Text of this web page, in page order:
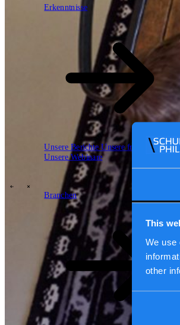
This
We use
other
Erkenntnisse
Unsere BerichteUnsere frameworks
Unsere Webinare
Branchen
Branchen
Wertversprechen
Daten und KISoftwareSecurity
Unsere Arbeitsweise